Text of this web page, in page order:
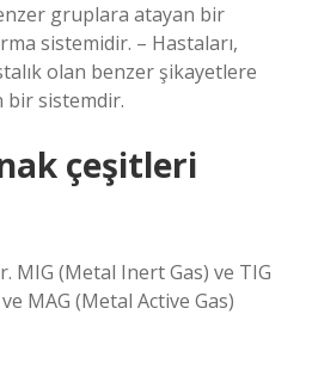
gruplara atayan bir
sistemidir. – Hastaları,
olan benzer şikayetlere
bir sistemdir.
çeşitleri
MIG (Metal Inert Gas) ve TIG
MAG (Metal Active Gas)